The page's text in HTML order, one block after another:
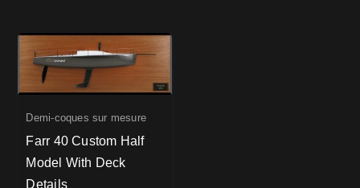
Demi-coques sur mesure
Farr 40 Custom Half
Model With Deck
Details